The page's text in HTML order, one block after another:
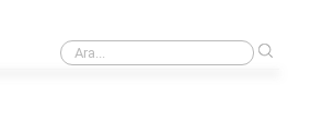
Görüntülü konuşma dünya çapında nasıl yapılır?